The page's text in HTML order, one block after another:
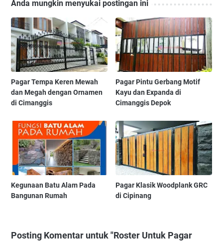
Anda mungkin menyukai postingan ini
Pagar Tempa Keren Mewah
dan Megah dengan Ornamen
di Cimanggis
Pagar Pintu Gerbang Motif
Kayu dan Expanda di
Cimanggis Depok
Kegunaan Batu Alam Pada
Bangunan Rumah
Pagar Klasik Woodplank GRC
di Cipinang
Posting Komentar untuk "Roster Untuk Pagar